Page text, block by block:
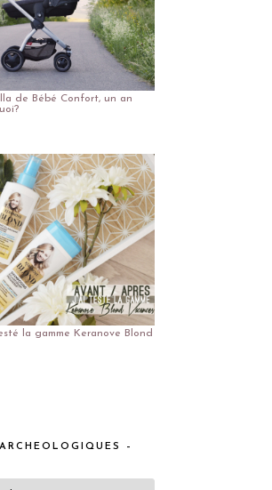
de Bébé Confort, un an
la gamme Keranove Blond
–